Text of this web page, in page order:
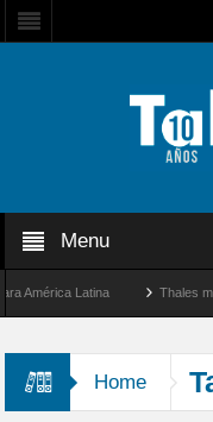
Menu
Latina Thales
Home